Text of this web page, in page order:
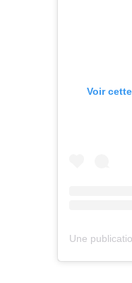
Voir